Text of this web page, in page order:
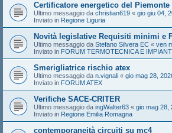
Certificatore energetico del Piemonte
Ultimo messaggio da christian619 « gio giu 04,
Inviato in Regione Liguria
Novità legislative Requisiti minimi e
Ultimo messaggio da Stefano Silvera EC « ven
Inviato in FORUM TERMOTECNICA E
Smerigliatrice rischio atex
Ultimo messaggio da n.vignali « gio mag 28,
Inviato in FORUM ATEX
Verifiche SACE-CRITER
Ultimo messaggio da ingWalter63 « gio mag 28,
Inviato in Regione Emilia Romagna
contemporaneità circuiti su mc4